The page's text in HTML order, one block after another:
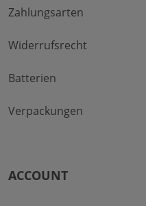
Zahlungsarten
Widerrufsrecht
Batterien
Verpackungen
ACCOUNT